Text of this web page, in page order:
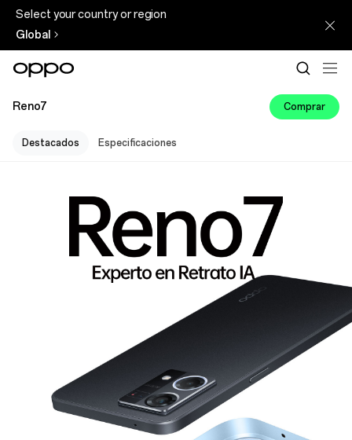
Select your country or region
Global
Reno7 Comprar
Destacados Especificaciones